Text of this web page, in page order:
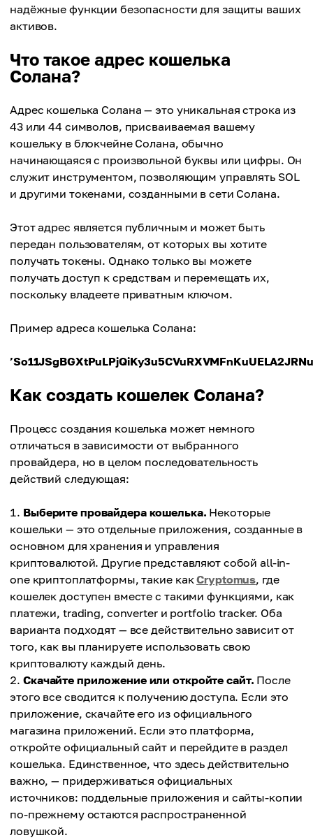
надёжные функции безопасности для защиты ваших
активов.
Что такое адрес кошелька
Солана?
Адрес кошелька Солана — это уникальная строка из
43 или 44 символов, присваиваемая вашему
кошельку в блокчейне Солана, обычно
начинающаяся с произвольной буквы или цифры. Он
служит инструментом, позволяющим управлять SOL
и другими токенами, созданными в сети Солана.
Этот адрес является публичным и может быть
передан пользователям, от которых вы хотите
получать токены. Однако только вы можете
получать доступ к средствам и перемещать их,
поскольку владеете приватным ключом.
Пример адреса кошелька Солана:
Как создать кошелек Солана?
Процесс создания кошелька может немного
отличаться в зависимости от выбранного
провайдера, но в целом последовательность
действий следующая:
Выберите провайдера кошелька. Некоторые
кошельки — это отдельные приложения, созданные в
основном для хранения и управления
криптовалютой. Другие представляют собой all-in-
one криптоплатформы, такие какCryptomus, где
кошелек доступен вместе с такими функциями, как
платежи, trading, converter и portfolio tracker. Оба
варианта подходят — все действительно зависит от
того, как вы планируете использовать свою
криптовалюту каждый день.
Скачайте приложение или откройте сайт. После
этого все сводится к получению доступа. Если это
приложение, скачайте его из официального
магазина приложений. Если это платформа,
откройте официальный сайт и перейдите в раздел
кошелька. Единственное, что здесь действительно
важно, — придерживаться официальных
источников: поддельные приложения и сайты-копии
по-прежнему остаются распространенной
ловушкой.